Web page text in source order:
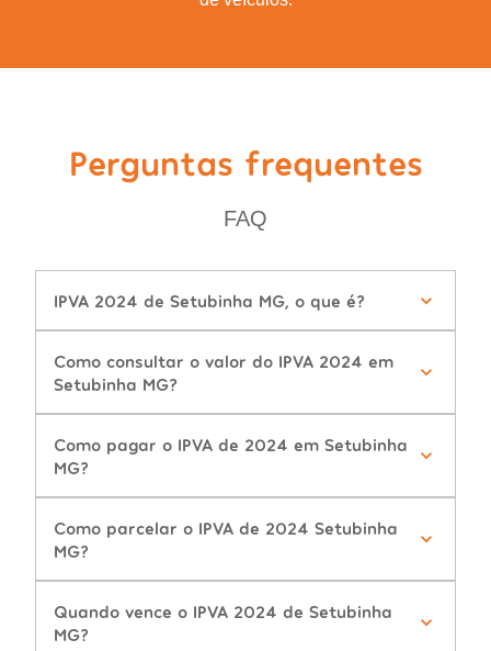
Perguntas frequentes
FAQ
IPVA 2024 de Setubinha MG, o que é?
Como consultar o valor do IPVA 2024 em
Setubinha MG?
Como pagar o IPVA de 2024 em Setubinha
MG?
Como parcelar o IPVA de 2024 Setubinha
MG?
Quando vence o IPVA 2024 de Setubinha
MG?